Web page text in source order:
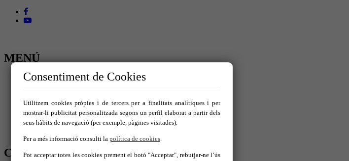
MENÚ
Inici
Traspàs
Ven el teu immoble
Serveis
CONTACTA'NS
Consentiment de Cookies
Utilitzem cookies pròpies i de tercers per a finalitats analítiques i per
mostrar-li publicitat personalitzada segons un perfil elaborat a partir dels
seus hàbits de navegació (per exemple, pàgines visitades).
Per a més informació consulti la política de cookies.
Pot acceptar totes les cookies prement el botó "Acceptar", rebutjar-ne l’ús